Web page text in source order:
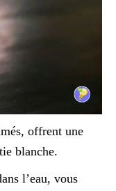
offrent une
blanche.
l’eau, vous